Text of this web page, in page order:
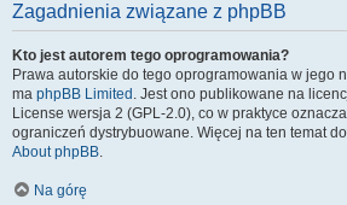
Zagadnienia związane z phpBB
Kto jest autorem tego oprogramowania?
Prawa autorskie do tego oprogramowania w jego
ma phpBB Limited . Jest ono publikowane na
License wersja 2 (GPL-2.0), co w praktyce
ograniczeń dystrybuowane. Więcej na ten temat
About phpBB.
Na górę